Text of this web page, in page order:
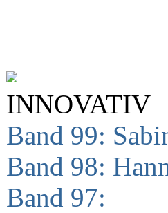
INNOVATIV
Band 99:
Band 98:
Band 97: